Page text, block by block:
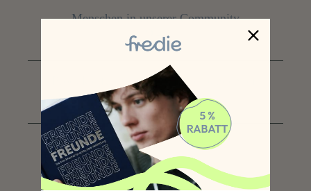
Menschen in unserer Community
3+
Produkte für mehr soziale Verbundenheit
1 Mission
Freundschaft neu denken